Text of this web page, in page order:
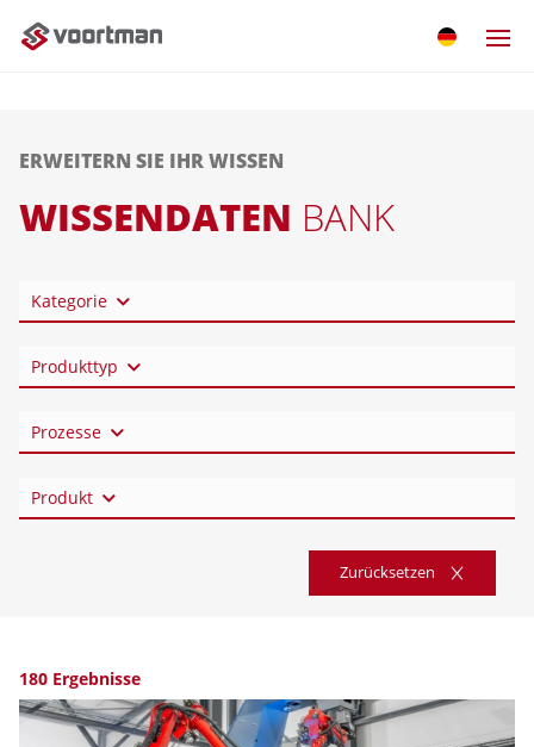
ERWEITERN SIE IHR WISSEN
WISSENDATEN BANK
Kategorie
Produkttyp
Prozesse
Produkt
Zurücksetzen
180 Ergebnisse